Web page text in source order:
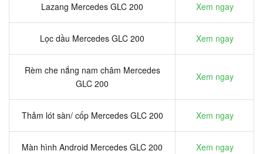
Lazang Mercedes GLC 200 Xem ngay
Lọc dầu Mercedes GLC 200 Xem ngay
Rèm che nắng nam châm Mercedes
GLC 200
Xem ngay
Thảm lót sàn/ cốp Mercedes GLC 200 Xem ngay
Màn hình Android Mercedes GLC 200 Xem ngay